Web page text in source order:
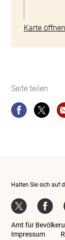
Karte öffnen
Seite teilen
Seite teilen
Halten Sie sich auf
Twitter
Amt für
Impressum